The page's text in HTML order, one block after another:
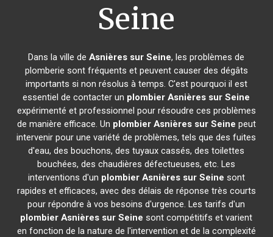
Seine
Dans la ville deAsnières sur Seine, les problèmes de
plomberie sont fréquents et peuvent causer des dégâts
importants si non résolus à temps. C'est pourquoi il est
essentiel de contacter un plombier Asnières sur Seine
expérimenté et professionnel pour résoudre ces problèmes
de manière efficace. Un plombier Asnières sur Seine peut
intervenir pour une variété de problèmes, tels que des fuites
d'eau, des bouchons, des tuyaux cassés, des toilettes
bouchées, des chaudières défectueuses, etc. Les
interventions d'un plombier Asnières sur Seine sont
rapides et efficaces, avec des délais de réponse très courts
pour répondre à vos besoins d'urgence. Les tarifs d'un
plombier Asnières sur Seine sont compétitifs et varient
en fonction de la nature de l'intervention et de la complexité